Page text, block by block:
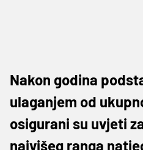
Nakon godina
ulaganjem od
osigurani su uvjeti
najvišeg ranga